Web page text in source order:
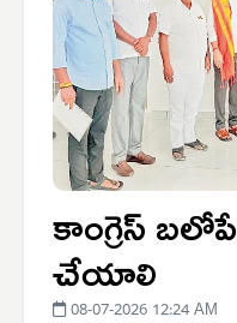
కాంగ్రెస్
చేయాలి
08-07-2026 12:24 AM